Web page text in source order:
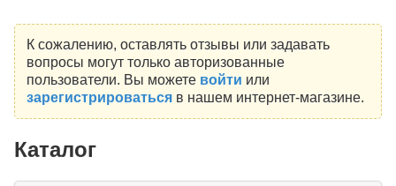
К сожалению, оставлять отзывы или задавать
вопросы могут только авторизованные
пользователи. Вы можете войти или
зарегистрироватьсяв нашем интернет-магазине.
Каталог